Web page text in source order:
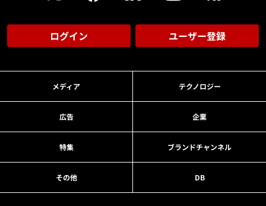
ログイン ユーザー登録
メディア テクノロジー
広告 企業
特集 ブランドチャンネル
その他 DB